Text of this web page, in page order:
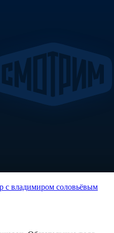
с владимиром соловьёвым